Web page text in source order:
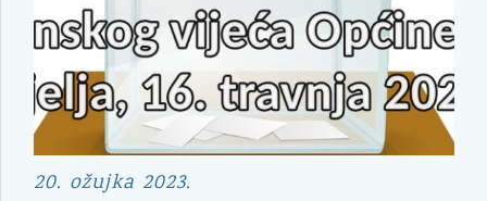
20. ožujka 2023.